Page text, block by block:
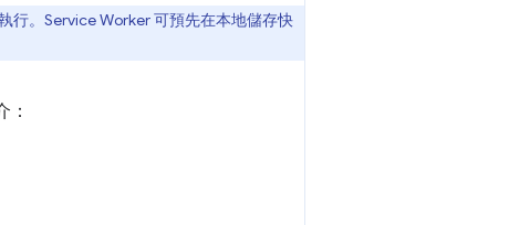
行。Service Worker 可預先在本地儲存快